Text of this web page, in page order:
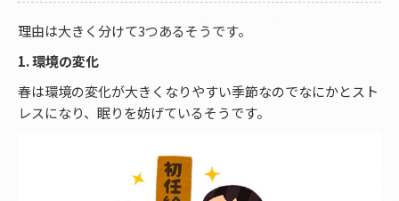
理由は大きく分けて3つあるそうです。
1. 環境の変化
春は環境の変化が大きくなりやすい季節なのでなにかとスト
レスになり、眠りを妨げているそうです。